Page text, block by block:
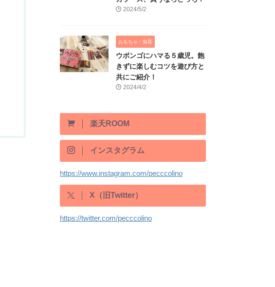
2024/5/2
おもちゃ・知育
ウボンゴにハマる５歳児。飽
きずに楽しむコツを遊び方と
共にご紹介！
2024/4/2
楽天ROOM
インスタグラム
https://www.instagram.com/pecccolino
X（旧Twitter）
https://twitter.com/pecccolino